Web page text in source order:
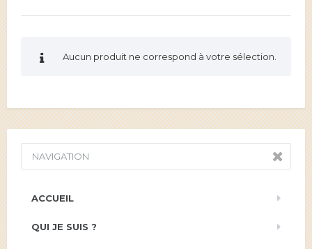
Aucun produit ne correspond à votre sélection.
NAVIGATION
ACCUEIL
QUI JE SUIS ?